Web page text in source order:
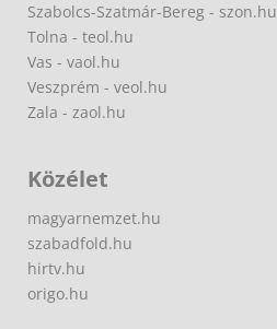
Szabolcs-Szatmár-Bereg - szon.hu
Tolna - teol.hu
Vas - vaol.hu
Veszprém - veol.hu
Zala - zaol.hu
Közélet
magyarnemzet.hu
szabadfold.hu
hirtv.hu
origo.hu